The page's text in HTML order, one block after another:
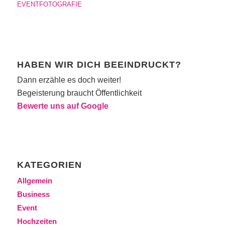
EVENTFOTOGRAFIE
HABEN WIR DICH BEEINDRUCKT?
Dann erzähle es doch weiter!
Begeisterung braucht Öffentlichkeit
Bewerte uns auf Google
KATEGORIEN
Allgemein
Business
Event
Hochzeiten